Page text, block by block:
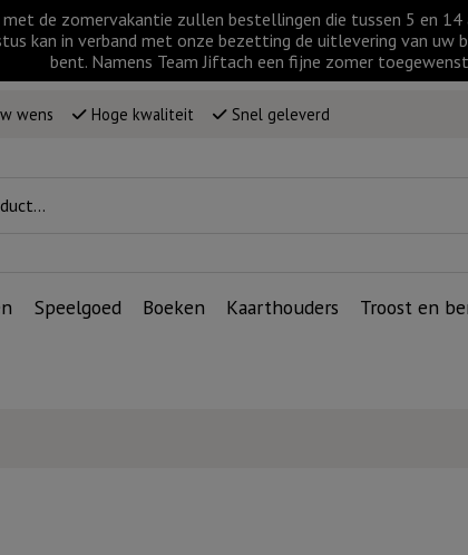
de zomervakantie zullen bestellingen die tussen 5 en
kan in verband met onze bezetting de uitlevering van uw
bent. Namens Team Jiftach een fijne zomer
wens Hoge kwaliteit Snel geleverd
Speelgoed Boeken Kaarthouders Troost en